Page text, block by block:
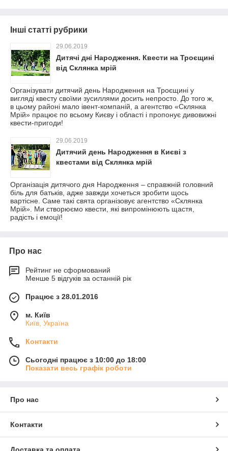
Інші статті рубрики
29.06.2019
Дитячі дні Народження. Квести на Троєщині
від Склянка мрій
Організувати дитячий день Народження на Троєщині у
вигляді квесту своїми зусиллями досить непросто. До того ж,
в цьому районі мало івент-компаній, а агентство «Склянка
Мрій» працює по всьому Києву і області і пропонує дивовижні
квести-пригоди!
29.06.2019
Дитячий день Народження в Києві з
квестами від Склянка мрій
Організація дитячого дня Народження – справжній головний
біль для батьків, адже завжди хочеться зробити щось
вартісне. Саме такі свята організовує агентство «Склянка
Мрій». Ми створюємо квести, які випромінюють щастя,
радість і емоції!
Про нас
Рейтинг не сформований
Менше 5 відгуків за останній рік
Працює з 28.01.2016
м. Київ
Київ, Україна
Контакти
Сьогодні працює з 10:00 до 18:00
Показати весь графік роботи
Про нас
Контакти